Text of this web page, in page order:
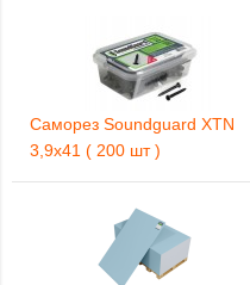
Саморез Soundguard XTN
3,9х41 ( 200 шт )